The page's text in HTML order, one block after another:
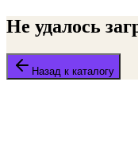
Не удалось
Назад к каталогу